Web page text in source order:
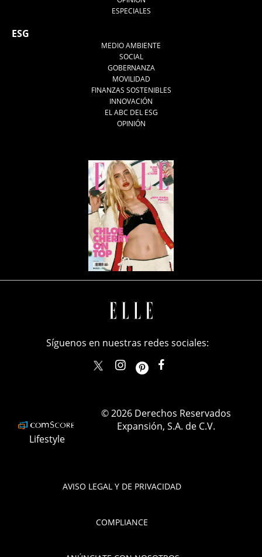
ESPECIALES
ESG
MEDIO AMBIENTE
SOCIAL
GOBERNANZA
MOVILIDAD
FINANZAS SOSTENIBLES
INNOVACIÓN
EL ABC DEL ESG
OPINIÓN
AVISO LEGAL Y DE PRIVACIDAD
COMPLIANCE
Síguenos en nuestras redes sociales:
elle_mexicoellemexico
Lifestyle
© 2026 Derechos Reservados
Expansión, S.A. de C.V.